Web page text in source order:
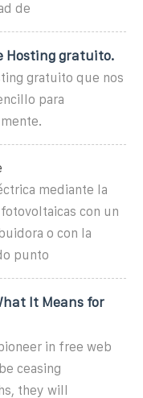
de
Hosting gratuito.
gratuito que nos
para
mediante la
con un
o con la
punto
It Means for
in free web
ceasing
they will